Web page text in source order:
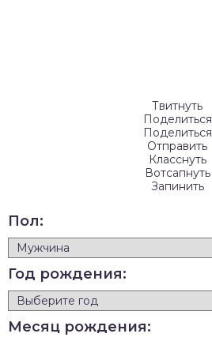
Твитнуть
Поделиться
Поделиться
Отправить
Класснуть
Вотсапнуть
Запинить
Пол:
Год рождения:
Месяц рождения: